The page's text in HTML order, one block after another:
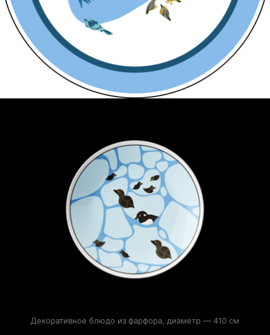
Декоративное блюдо из фарфора, диаметр — 410 см